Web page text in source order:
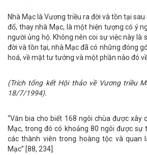
Nhà Mạc là Vương triều ra đời và tồn tại sau
đổ, thay nhà Mạc, là một hiện tượng có ý
người ủng hộ. Không nên coi sự việc này là
đời và tồn tại, nhà Mạc đã có những đóng
hoá, về mặt tư tưởng và một phần nào đó
(Trích tổng kết Hội thảo về Vương triều
18/7/1994).
“Văn bia cho biết 168 ngôi chùa được xây
Mạc, trong đó có khoảng 80 ngôi được sự
các thành viên trong hoàng tộc và quan
Mạc” [88, 234].